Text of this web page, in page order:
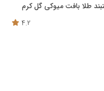
طلا بافت میوکی گل کرم
4.2